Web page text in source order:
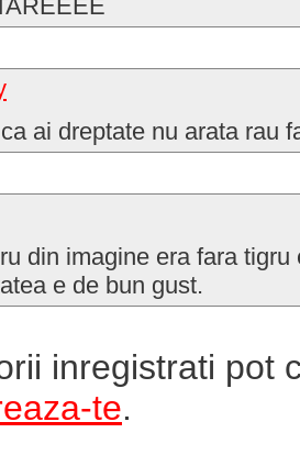
ai dreptate nu arata rau
din imagine era fara tigru
e de bun gust.
inregistrati pot
te.